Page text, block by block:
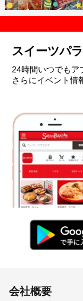
スイーツパ
24時間いつでもア
さらにイベント情
会社概要